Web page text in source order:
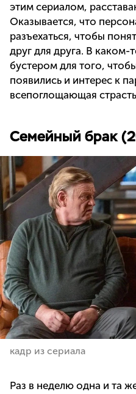
этим сериалом,
Оказывается, что
разъехаться, чтобы
друг для друга. В каком-
бустером для того,
появились и интерес к
всепоглощающая
Семейный брак
кадр из сериала
Раз в неделю одна и та